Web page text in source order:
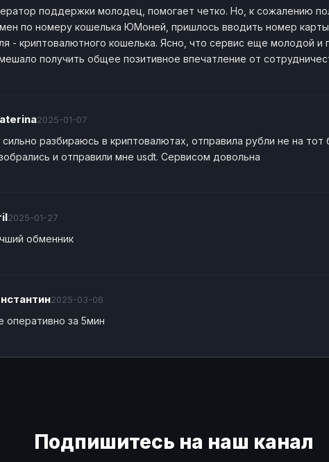
поддержки молодец, помогает четко. Но, к сожалению
по номеру кошелька ЮМоней, пришлось вводить номер
- криптовалютного кошелька. Ясно, что сервис еще молодой
получить общее позитивное впечатление от
2025-01-07
разбираюсь в криптовалютах, отправила рубли не на
и отправили мне usdt. Сервисом довольна
2025-01-27
обменник
2025-03-06
оперативно за 5мин
Подпишитесь на наш канал